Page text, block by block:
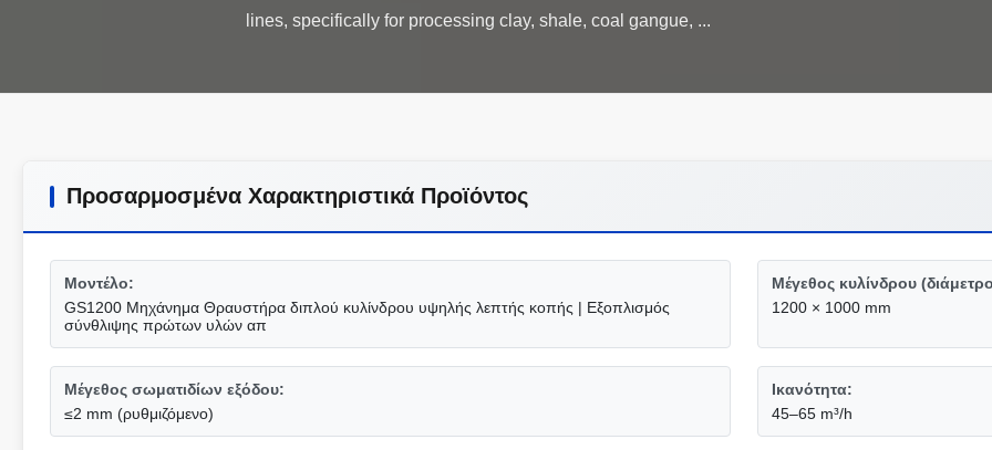
Προσαρμοσμένα Χαρακτηριστικά Προϊόντος
Μοντέλο:
GS1200 Μηχάνημα Θραυστήρα διπλού κυλίνδρου υψηλής λεπτής κοπής | Εξοπλισμός
σύνθλιψης πρώτων υλών απ
Μέγεθος κυλίνδρου
1200 × 1000 mm
Μέγεθος σωματιδίων εξόδου:
≤2 mm (ρυθμιζόμενο)
Ικανότητα:
45–65 m³/h